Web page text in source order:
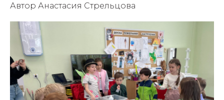
Автор Анастасия Стрельцова